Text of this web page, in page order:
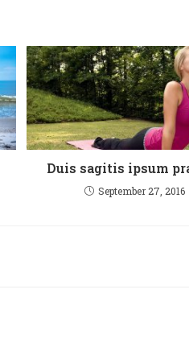
Duis sagitis ipsum
September 27, 2016